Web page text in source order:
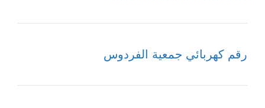
رقم كهربائي جمعية الفردوس